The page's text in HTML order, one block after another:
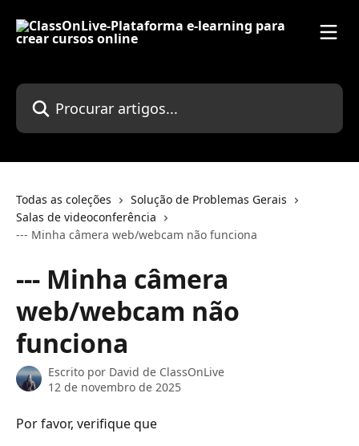
Procurar artigos...
Todas as coleções
Solução de Problemas Gerais
Salas de videoconferência
--- Minha câmera web/webcam não funciona
--- Minha câmera
web/webcam não
funciona
Escrito por David de ClassOnLive
12 de novembro de 2025
Por favor, verifique que